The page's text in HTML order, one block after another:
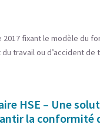
fixant le modèle du
travail ou d’accident de
HSE – Une
la conformité